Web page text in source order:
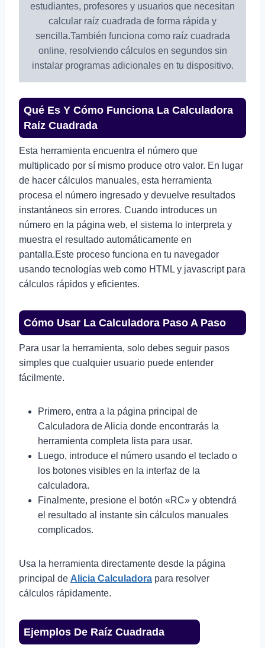
estudiantes, profesores y usuarios que necesitan
calcular raíz cuadrada de forma rápida y
sencilla.También funciona como raíz cuadrada
online, resolviendo cálculos en segundos sin
instalar programas adicionales en tu dispositivo.
Qué Es Y Cómo Funciona La Calculadora
Raíz Cuadrada
Esta herramienta encuentra el número que
multiplicado por sí mismo produce otro valor. En lugar
de hacer cálculos manuales, esta herramienta
procesa el número ingresado y devuelve resultados
instantáneos sin errores. Cuando introduces un
número en la página web, el sistema lo interpreta y
muestra el resultado automáticamente en
pantalla.Este proceso funciona en tu navegador
usando tecnologías web como HTML y javascript para
cálculos rápidos y eficientes.
Cómo Usar La Calculadora Paso A Paso
Para usar la herramienta, solo debes seguir pasos
simples que cualquier usuario puede entender
fácilmente.
Primero, entra a la página principal de
Calculadora de Alicia donde encontrarás la
herramienta completa lista para usar.
Luego, introduce el número usando el teclado o
los botones visibles en la interfaz de la
calculadora.
Finalmente, presione el botón «RC» y obtendrá
el resultado al instante sin cálculos manuales
complicados.
Usa la herramienta directamente desde la página
principal de Alicia Calculadora para resolver
cálculos rápidamente.
Ejemplos De Raíz Cuadrada